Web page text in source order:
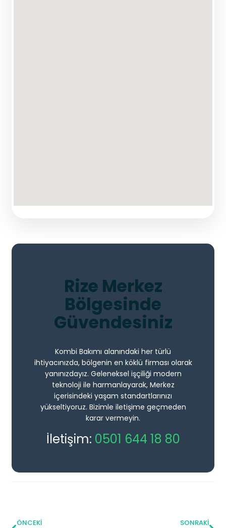
Rize Merkez
Bölgesinde
Güvendesiniz
Kombi Bakımı alanındaki her türlü
ihtiyacınızda, bölgenin en köklü firması olarak
yanınızdayız. Geleneksel işçiliği modern
teknoloji ile harmanlayarak, Merkez
içerisindeki yaşam standartlarınızı
yükseltiyoruz. Bizimle iletişime geçmeden
karar vermeyin.
İletişim: 0501 644 18 80
ÖNCEKI SONRAKI